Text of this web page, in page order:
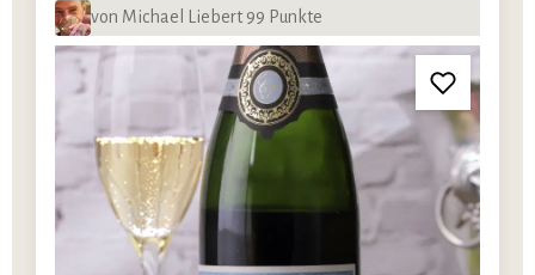
von Michael Liebert 99 Punkte